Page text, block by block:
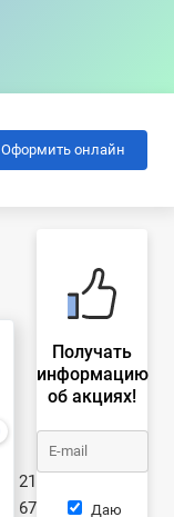
Оформить онлайн
212 952 ₽
67 952 ₽
Получать
информацию
об акциях!
Даю